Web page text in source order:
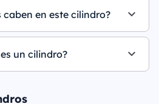
en este cilindro?
un cilindro?